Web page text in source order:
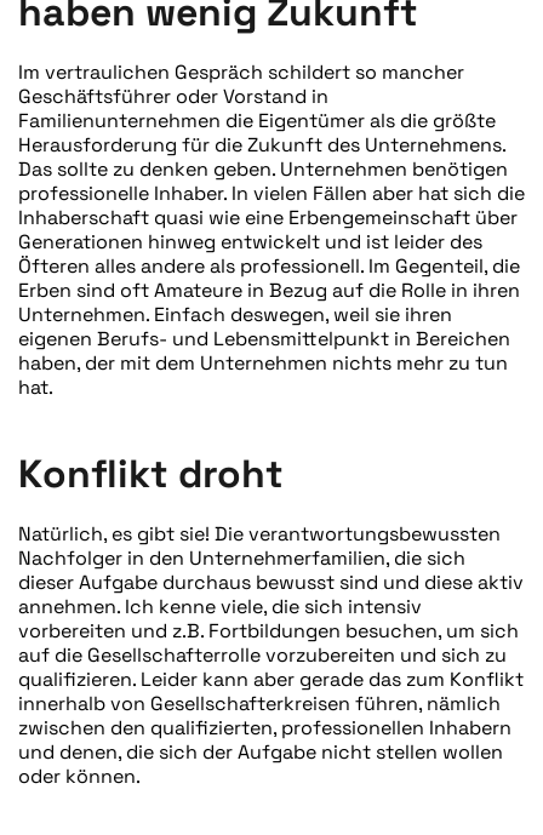
haben wenig Zukunft
Im vertraulichen Gespräch schildert so mancher
Geschäftsführer oder Vorstand in
Familienunternehmen die Eigentümer als die größte
Herausforderung für die Zukunft des Unternehmens.
Das sollte zu denken geben. Unternehmen benötigen
professionelle Inhaber. In vielen Fällen aber hat sich die
Inhaberschaft quasi wie eine Erbengemeinschaft über
Generationen hinweg entwickelt und ist leider des
Öfteren alles andere als professionell. Im Gegenteil, die
Erben sind oft Amateure in Bezug auf die Rolle in ihren
Unternehmen. Einfach deswegen, weil sie ihren
eigenen Berufs- und Lebensmittelpunkt in Bereichen
haben, der mit dem Unternehmen nichts mehr zu tun
hat.
Konflikt droht
Natürlich, es gibt sie! Die verantwortungsbewussten
Nachfolger in den Unternehmerfamilien, die sich
dieser Aufgabe durchaus bewusst sind und diese aktiv
annehmen. Ich kenne viele, die sich intensiv
vorbereiten und z.B. Fortbildungen besuchen, um sich
auf die Gesellschafterrolle vorzubereiten und sich zu
qualifizieren. Leider kann aber gerade das zum Konflikt
innerhalb von Gesellschafterkreisen führen, nämlich
zwischen den qualifizierten, professionellen Inhabern
und denen, die sich der Aufgabe nicht stellen wollen
oder können.